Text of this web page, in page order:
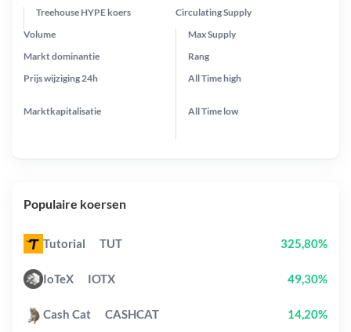
Treehouse HYPE koers Circulating Supply
Prijs wijziging 24h
Max Supply
Markt dominantie
Marktkapitalisatie
Volume
Rang
All Timehigh
All Time low
Populaire koersen
Tutorial TUT 325,80%
IoTeX IOTX 49,30%
Cash Cat CASHCAT 14,20%